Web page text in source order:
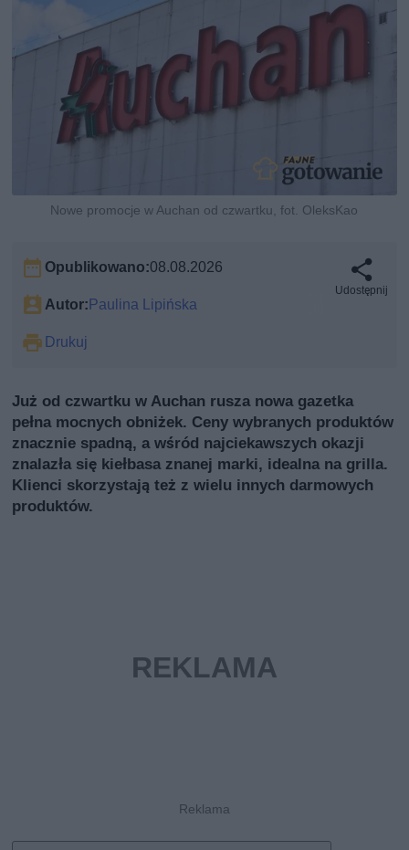
Nowe promocje w Auchan od czwartku, fot. OleksKao
Opublikowano:08.08.2026
Autor:Paulina Lipińska
Drukuj
Udostępnij
Już od czwartku w Auchan rusza nowa gazetka
pełna mocnych obniżek. Ceny wybranych produktów
znacznie spadną, a wśród najciekawszych okazji
znalazła się kiełbasa znanej marki, idealna na grilla.
Klienci skorzystają też z wielu innych darmowych
produktów.